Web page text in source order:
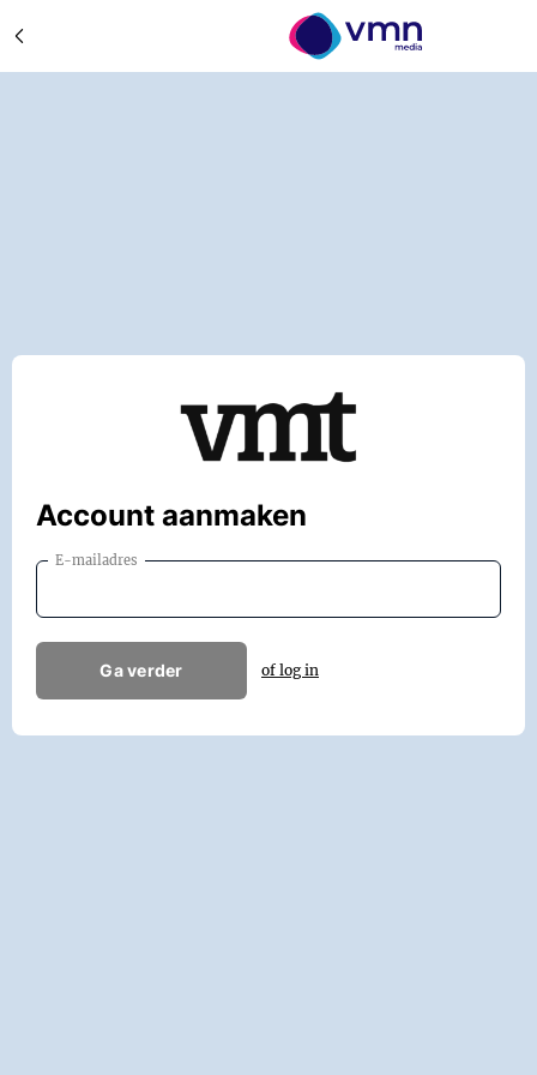
Account aanmaken
E-mailadres
Ga verder of log in